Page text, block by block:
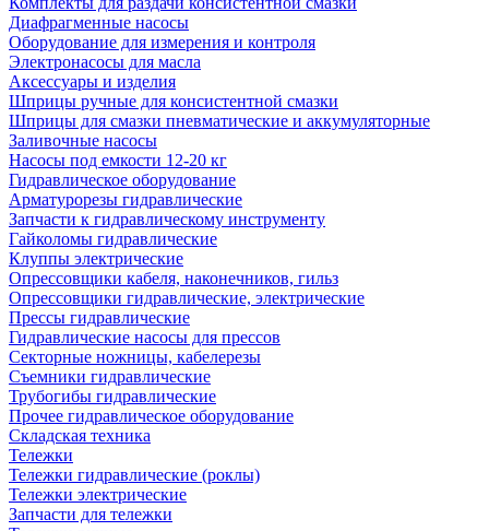
Диафрагменные насосы
Оборудование для измерения и контроля
Электронасосы для масла
Аксессуары и изделия
Шприцы ручные для консистентной смазки
Шприцы для смазки пневматические и аккумуляторные
Заливочные насосы
Насосы под емкости 12-20 кг
Гидравлическое оборудование
Арматурорезы гидравлические
Запчасти к гидравлическому инструменту
Гайколомы гидравлические
Клуппы электрические
Опрессовщики кабеля, наконечников, гильз
Опрессовщики гидравлические, электрические
Прессы гидравлические
Гидравлические насосы для прессов
Секторные ножницы, кабелерезы
Съемники гидравлические
Трубогибы гидравлические
Прочее гидравлическое оборудование
Складская техника
Тележки
Тележки гидравлические (роклы)
Тележки электрические
Запчасти для тележки